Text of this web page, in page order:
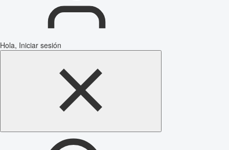
Hola, Iniciar sesión